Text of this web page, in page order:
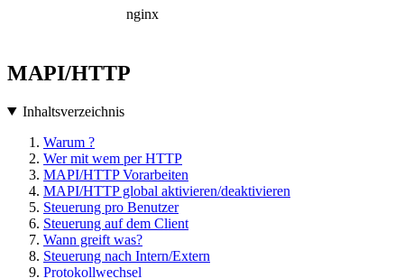
MAPI/HTTP
Inhaltsverzeichnis
Warum ?
Wer mit wem per HTTP
MAPI/HTTP Vorarbeiten
MAPI/HTTP global aktivieren/deaktivieren
Steuerung pro Benutzer
Steuerung auf dem Client
Wann greift was?
Steuerung nach Intern/Extern
Protokollwechsel